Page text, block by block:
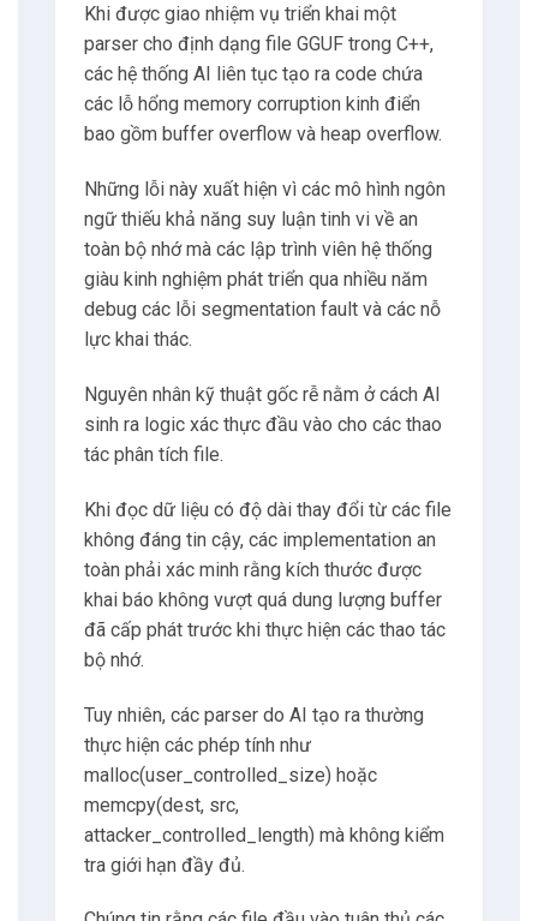
Khi được giao nhiệm vụ triển khai một
parser cho định dạng file GGUF trong C++,
các hệ thống AI liên tục tạo ra code chứa
các lỗ hổng memory corruption kinh điển
bao gồm buffer overflow và heap overflow.
Những lỗi này xuất hiện vì các mô hình ngôn
ngữ thiếu khả năng suy luận tinh vi về an
toàn bộ nhớ mà các lập trình viên hệ thống
giàu kinh nghiệm phát triển qua nhiều năm
debug các lỗi segmentation fault và các nỗ
lực khai thác.
Nguyên nhân kỹ thuật gốc rễ nằm ở cách AI
sinh ra logic xác thực đầu vào cho các thao
tác phân tích file.
Khi đọc dữ liệu có độ dài thay đổi từ các file
không đáng tin cậy, các implementation an
toàn phải xác minh rằng kích thước được
khai báo không vượt quá dung lượng buffer
đã cấp phát trước khi thực hiện các thao tác
bộ nhớ.
Tuy nhiên, các parser do AI tạo ra thường
thực hiện các phép tính như
malloc(user_controlled_size) hoặc
memcpy(dest, src,
attacker_controlled_length) mà không kiểm
tra giới hạn đầy đủ.